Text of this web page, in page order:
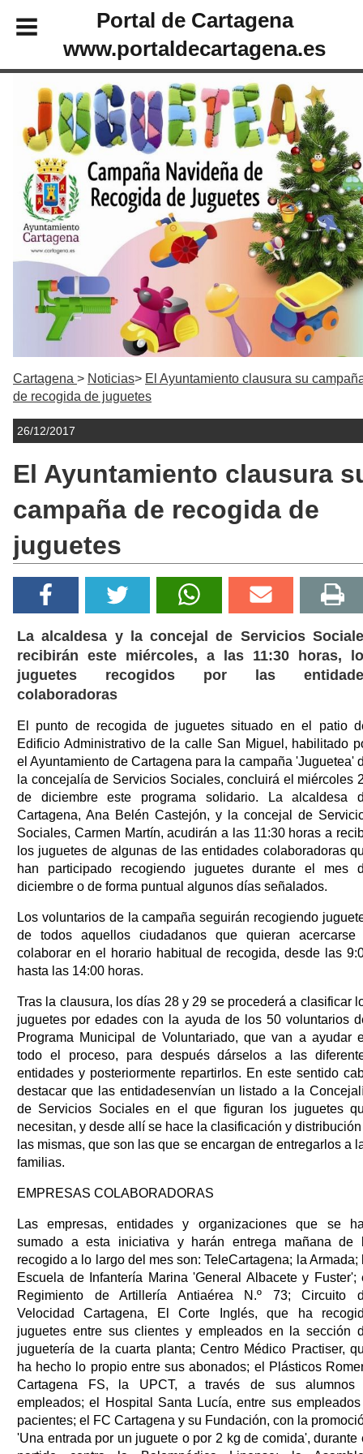
Portal de Cartagena
www.portaldecartagena.es
Cartagena Noticias
El Ayuntamiento clausura su
de recogida de juguetes
26/12/2017
El Ayuntamiento clausura
campaña de recogida de
juguetes
La alcaldesa y la concejal de Servicios
recibirán este miércoles, a las 11:30 horas,
juguetes recogidos por las
colaboradoras
El punto de recogida de juguetes situado en el patio
Edificio Administrativo de la calle San Miguel, habilitado
el Ayuntamiento de Cartagena para la campaña 'Juguetea'
la concejalía de Servicios Sociales, concluirá el miércoles
de diciembre este programa solidario. La alcaldesa
Cartagena, Ana Belén Castejón, y la concejal de
Sociales, Carmen Martín, acudirán a las 11:30 horas a
los juguetes de algunas de las entidades colaboradoras
han participado recogiendo juguetes durante el mes
diciembre o de forma puntual algunos días señalados.
Los voluntarios de la campaña seguirán recogiendo
de todos aquellos ciudadanos que quieran acercarse
colaborar en el horario habitual de recogida, desde las
hasta las 14:00 horas.
Tras la clausura, los días 28 y 29 se procederá a clasificar
juguetes por edades con la ayuda de los 50 voluntarios
Programa Municipal de Voluntariado, que van a ayudar
todo el proceso, para después dárselos a las
entidades y posteriormente repartirlos. En este sentido
destacar que las entidadesenvían un listado a la
de Servicios Sociales en el que figuran los juguetes
necesitan, y desde allí se hace la clasificación y
las mismas, que son las que se encargan de entregarlos a
familias.
EMPRESAS COLABORADORAS
Las empresas, entidades y organizaciones que se
sumado a esta iniciativa y harán entrega mañana de
recogido a lo largo del mes son: TeleCartagena; la Armada;
Escuela de Infantería Marina 'General Albacete y Fuster';
Regimiento de Artillería Antiaérea N.º 73; Circuito
Velocidad Cartagena, El Corte Inglés, que ha
juguetes entre sus clientes y empleados en la sección
juguetería de la cuarta planta; Centro Médico Practiser,
ha hecho lo propio entre sus abonados; el Plásticos
Cartagena FS, la UPCT, a través de sus alumnos
empleados; el Hospital Santa Lucía, entre sus
pacientes; el FC Cartagena y su Fundación, con la
'Una entrada por un juguete o por 2 kg de comida', durante